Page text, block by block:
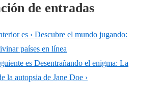
de entradas
es ‹ Descubre el mundo jugando:
países en línea
es Desentrañando el enigma: La
la autopsia de Jane Doe ›